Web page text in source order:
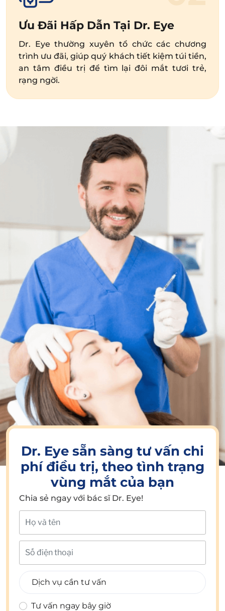
Ưu Đãi Hấp Dẫn Tại Dr. Eye
Dr. Eye thường xuyên tổ chức các chương
trình ưu đãi, giúp quý khách tiết kiệm túi tiền,
an tâm điều trị để tìm lại đôi mắt tươi trẻ,
rạng ngời.
Dr. Eye sẵn sàng tư vấn chi
phí điều trị, theo tình trạng
vùng mắt của bạn
Chia sẻ ngay với bác sĩ Dr. Eye!
Tư vấn ngay bây giờ